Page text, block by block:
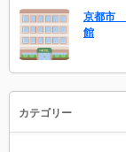
京都市
館
カテゴリー